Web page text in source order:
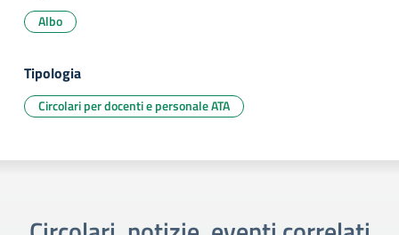
Albo
Tipologia
Circolari per docenti e personale ATA